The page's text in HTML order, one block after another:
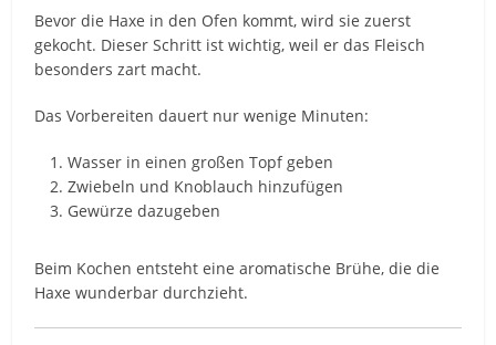
Bevor die Haxe in den Ofen kommt, wird sie zuerst
gekocht. Dieser Schritt ist wichtig, weil er das Fleisch
besonders zart macht.
Das Vorbereiten dauert nur wenige Minuten:
Wasser in einen großen Topf geben
Zwiebeln und Knoblauch hinzufügen
Gewürze dazugeben
Beim Kochen entsteht eine aromatische Brühe, die die
Haxe wunderbar durchzieht.